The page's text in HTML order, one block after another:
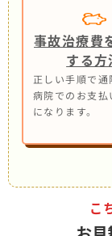
事故治療費
する方
正しい手順で通
病院でのお支払
になります。
こ